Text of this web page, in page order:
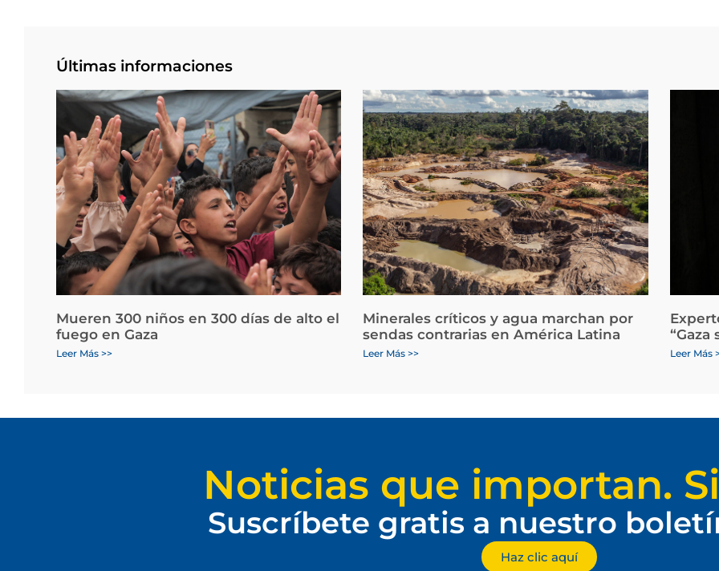
Últimas informaciones
Mueren 300 niños en 300 días de alto el
fuego en Gaza
Leer Más >>
Minerales críticos y agua marchan por
sendas contrarias en América Latina
Leer Más >>
“Gaza
Leer Más
Noticias que importan.
Suscríbete gratis a nuestro
Haz clic aquí